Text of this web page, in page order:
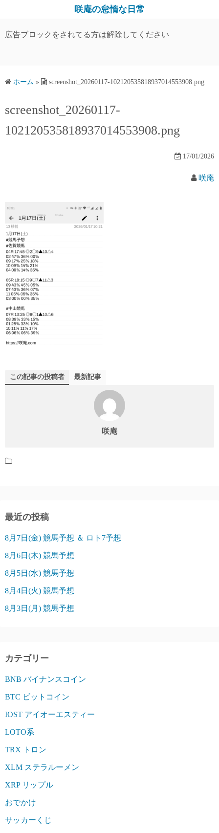
テ
ス
ッ
咲庵の怠惰な日常
広告ブロックをされてる方は解除してください
ホーム » screenshot_20260117-102120535818937014553908.png
screenshot_20260117-
102120535818937014553908.png
17/01/2026
咲庵
この記事の投稿者 最新記事
咲庵
最近の投稿
8月7日(金) 競馬予想 ＆ ロト7予想
8月6日(木) 競馬予想
8月5日(水) 競馬予想
8月4日(火) 競馬予想
8月3日(月) 競馬予想
カテゴリー
BNB バイナンスコイン
BTC ビットコイン
IOST アイオーエスティー
LOTO系
TRX トロン
XLM ステラルーメン
XRP リップル
おでかけ
サッカーくじ